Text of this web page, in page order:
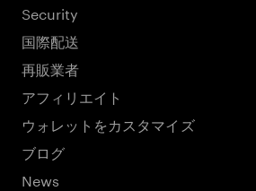
Security
国際配送
再販業者
アフィリエイト
ウォレットをカスタマイズ
ブログ
News